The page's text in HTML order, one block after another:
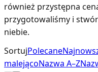
również przystępna
przygotowaliśmy i
niebie.
SortujPolecane
malejącoNazwa A–Z